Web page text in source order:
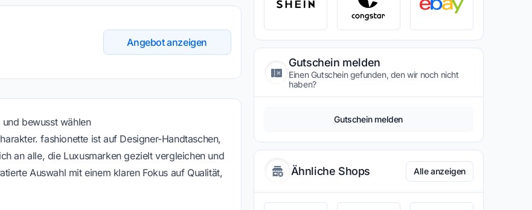
Angebot anzeigen
bewusst wählen
fashionette ist auf Designer-Handtaschen,
an alle, die Luxusmarken gezielt vergleichen und
Auswahl mit einem klaren Fokus auf Qualität,
Gutschein melden
Einen Gutschein gefunden, den wir noch nicht
haben?
Gutschein melden
Ähnliche Shops Alle anzeigen